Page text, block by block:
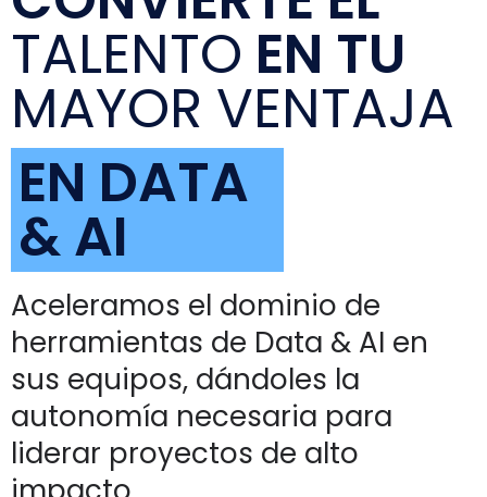
TALENTO EN TU
MAYOR VENTAJA
EN DATA
& AI
Aceleramos el dominio de
herramientas de Data & AI en
sus equipos, dándoles la
autonomía necesaria para
liderar proyectos de alto